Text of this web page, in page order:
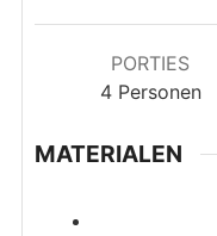
PORTIES
4 Personen
MATERIALEN